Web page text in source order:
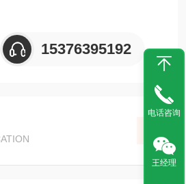
15376395192
电话咨询
王经理